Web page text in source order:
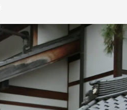
N
R
I
N
D